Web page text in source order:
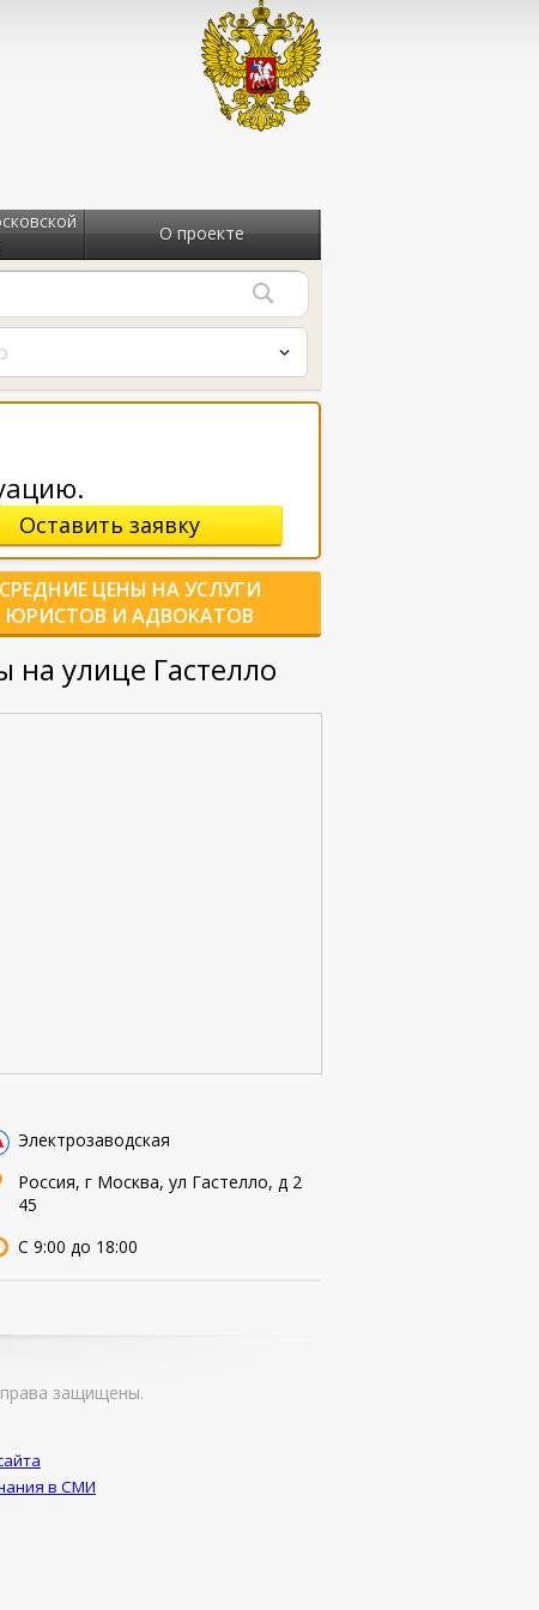
О проекте
Оставить заявку
СРЕДНИЕ ЦЕНЫ НА УСЛУГИ
ЮРИСТОВ И АДВОКАТОВ
улице Гастелло
Электрозаводская
Россия, г Москва, ул Гастелло, д 2
45
С 9:00 до 18:00
защищены.
в СМИ